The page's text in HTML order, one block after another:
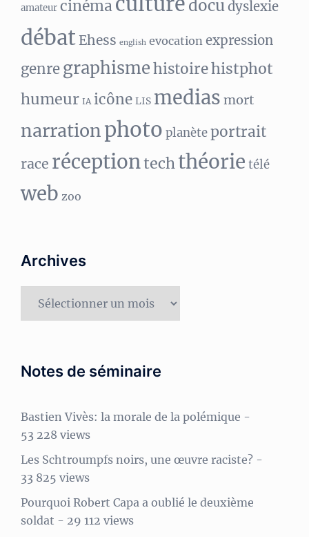
amateur cinéma docu dyslexie
débat Ehess english evocation expression
genregraphismehistoirehistphot
humeur IA icône LIS medias mort
narrationphoto planèteportrait
race réceptiontechthéorie télé
web zoo
Archives
Notes de séminaire
Bastien Vivès: la morale de la polémique -
53 228 views
Les Schtroumpfs noirs, une œuvre raciste? -
33 825 views
Pourquoi Robert Capa a oublié le deuxième
soldat - 29 112 views